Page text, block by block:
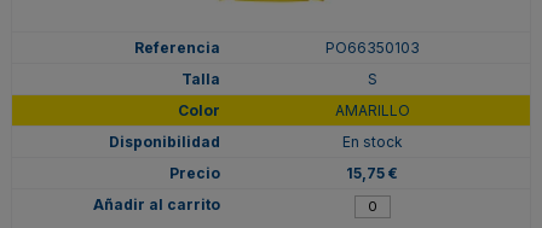
PO66350103
S
AMARILLO
En stock
15,75 €